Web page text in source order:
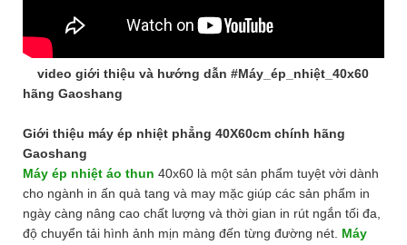
video giới thiệu và hướng dẫn #Máy_ép_nhiệt_40x60
hãng Gaoshang
Giới thiệu máy ép nhiệt phẳng 40X60cm chính hãng
Gaoshang
Máy ép nhiệt áo thun 40x60 là một sản phẩm tuyệt vời dành
cho ngành in ấn quà tang và may mặc giúp các sản phẩm in
ngày càng nâng cao chất lượng và thời gian in rút ngắn tối đa,
độ chuyển tải hình ảnh mịn màng đến từng đường nét. Máy